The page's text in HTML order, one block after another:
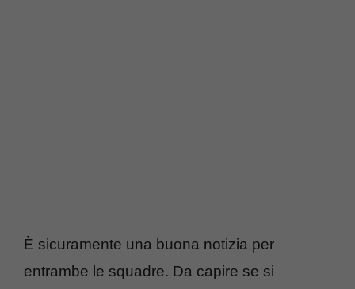
È sicuramente una buona notizia per
entrambe le squadre. Da capire se si